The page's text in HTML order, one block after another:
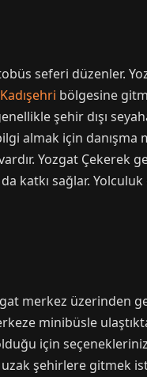
seferi düzenler.
bölgesine
şehir dışı
almak için danışma
Yozgat Çekerek
katkı sağlar. Yolculuk
merkez üzerinden
minibüsle
için
şehirlere gitmek